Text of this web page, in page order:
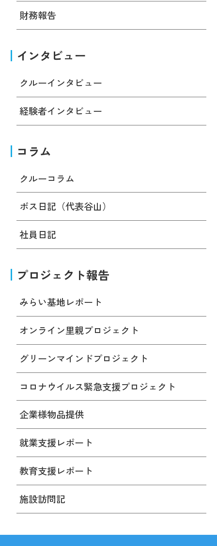
財務報告
インタビュー
クルーインタビュー
経験者インタビュー
コラム
クルーコラム
ボス日記（代表谷山）
社員日記
プロジェクト報告
みらい基地レポート
オンライン里親プロジェクト
グリーンマインドプロジェクト
コロナウイルス緊急支援プロジェクト
企業様物品提供
就業支援レポート
教育支援レポート
施設訪問記